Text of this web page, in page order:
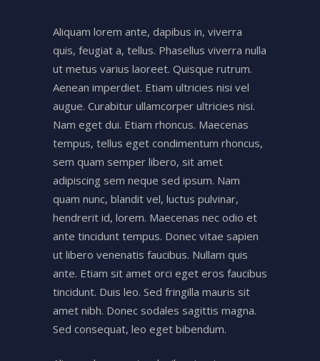
Aliquam lorem ante, dapibus in, viverra
quis, feugiat a, tellus. Phasellus viverra nulla
ut metus varius laoreet. Quisque rutrum.
Aenean imperdiet. Etiam ultricies nisi vel
augue. Curabitur ullamcorper ultricies nisi.
Nam eget dui. Etiam rhoncus. Maecenas
tempus, tellus eget condimentum rhoncus,
sem quam semper libero, sit amet
adipiscing sem neque sed ipsum. Nam
quam nunc, blandit vel, luctus pulvinar,
hendrerit id, lorem. Maecenas nec odio et
ante tincidunt tempus. Donec vitae sapien
ut libero venenatis faucibus. Nullam quis
ante. Etiam sit amet orci eget eros faucibus
tincidunt. Duis leo. Sed fringilla mauris sit
amet nibh. Donec sodales sagittis magna.
Sed consequat, leo eget bibendum.